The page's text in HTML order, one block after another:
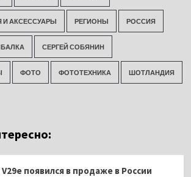
АКСЕССУАРЫ РЕГИОНЫ РОССИЯ
СЕРГЕЙ СОБЯНИН
ФОТО ФОТОТЕХНИКА ШОТЛАНДИЯ
появился в продаже в России